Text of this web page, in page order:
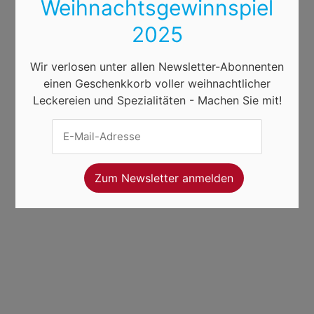
Weihnachtsgewinnspiel
2025
Wir verlosen unter allen Newsletter-Abonnenten
einen Geschenkkorb voller weihnachtlicher
Leckereien und Spezialitäten - Machen Sie mit!